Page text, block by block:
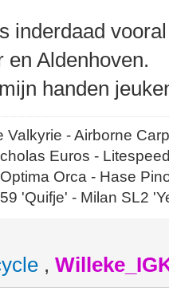
inderdaad
en Aldenhoven.
handen
Valkyrie - Airborne
Euros -
Orca - Hase
'Quifje' - Milan SL2
,